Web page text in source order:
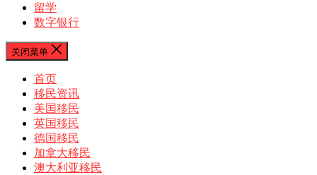
留学
数字银行
关闭菜单
首页
移民资讯
美国移民
英国移民
德国移民
加拿大移民
澳大利亚移民